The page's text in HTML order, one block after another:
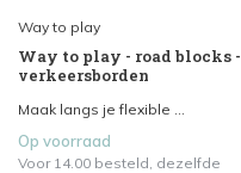
Way to play
Way to play - road blocks -
verkeersborden
Maak langs je flexible ...
Op voorraad
Voor 14.00 besteld, dezelfde